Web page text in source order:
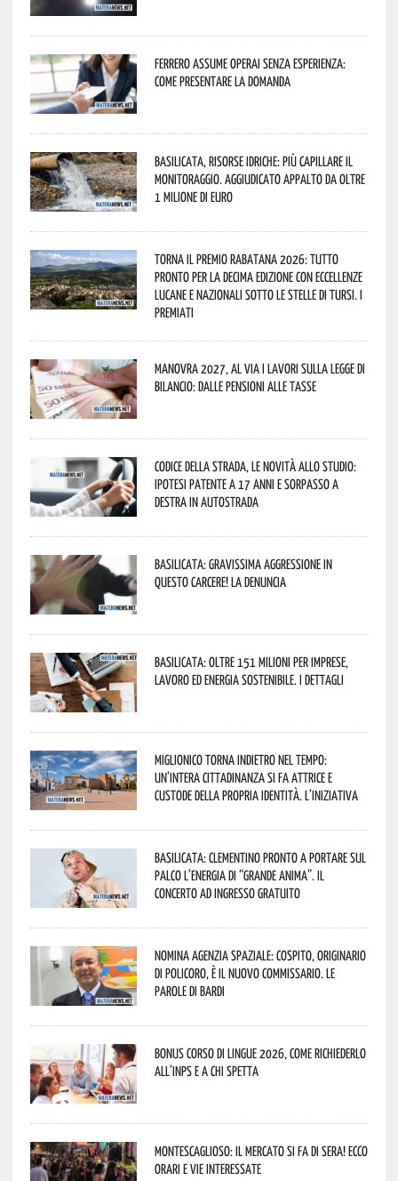
Ferrero assume operai senza esperienza:
come presentare la domanda
Basilicata, Risorse idriche: più capillare il
monitoraggio. Aggiudicato appalto da oltre
1 milione di euro
Torna il Premio Rabatana 2026: tutto
pronto per la decima edizione con eccellenze
lucane e nazionali sotto le stelle di Tursi. I
premiati
Manovra 2027, al via i lavori sulla Legge di
Bilancio: dalle pensioni alle tasse
Codice della strada, le novità allo studio:
ipotesi patente a 17 anni e sorpasso a
destra in autostrada
Basilicata: gravissima aggressione in
questo Carcere! La denuncia
Basilicata: oltre 151 milioni per imprese,
lavoro ed energia sostenibile. I dettagli
Miglionico torna indietro nel tempo:
un’intera cittadinanza si fa attrice e
custode della propria identità. L’iniziativa
Basilicata: Clementino pronto a portare sul
palco l’energia di “Grande Anima”. Il
concerto ad ingresso gratuito
Nomina Agenzia Spaziale: Cospito, originario
di Policoro, è il nuovo commissario. Le
parole di Bardi
Bonus corso di lingue 2026, come richiederlo
all’INPS e a chi spetta
Montescaglioso: il mercato si fa di sera! Ecco
orari e vie interessate